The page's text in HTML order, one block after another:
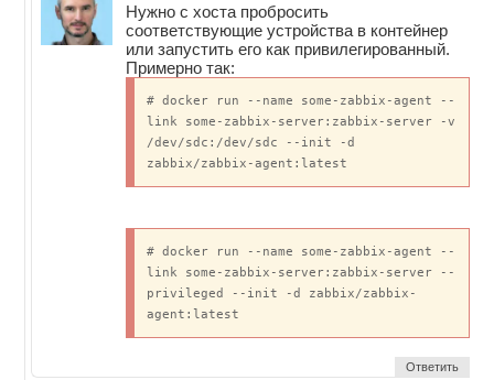
Нужно с хоста пробросить
соответствующие устройства в контейнер
или запустить его как привилегированный.
Примерно так:
# docker run --name some-zabbix-agent --
link some-zabbix-server:zabbix-server -v
/dev/sdc:/dev/sdc --init -d
zabbix/zabbix-agent:latest
# docker run --name some-zabbix-agent --
link some-zabbix-server:zabbix-server --
privileged --init -d zabbix/zabbix-
agent:latest
Ответить